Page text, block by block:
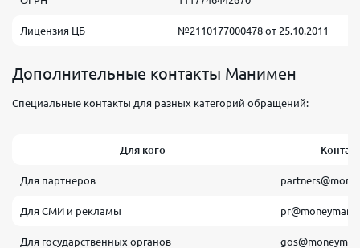
Лицензия ЦБ №2110177000478 от 25.10.2011
Дополнительные контакты Манимен
Специальные контакты для разных категорий обращений:
Для кого
Для партнеров
Для СМИ и рекламы
Для государственных органов